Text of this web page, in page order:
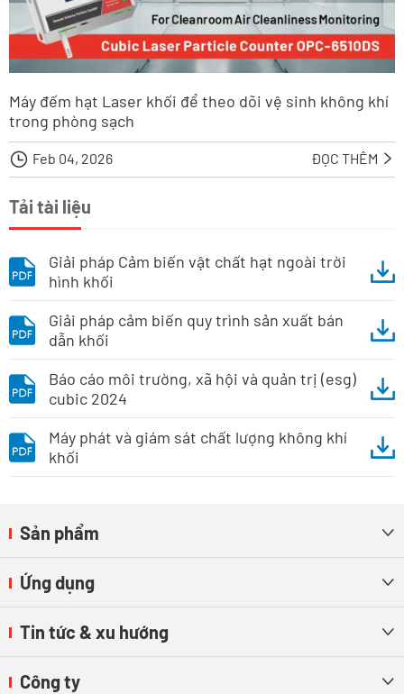
Máy đếm hạt Laser khối để theo dõi vệ sinh không khí
trong phòng sạch
 Feb 04, 2026 ĐỌC THÊM 
Tải tài liệu
Giải pháp Cảm biến vật chất hạt ngoài trời
hình khối
Giải pháp cảm biến quy trình sản xuất bán
dẫn khối
Báo cáo môi trường, xã hội và quản trị (esg)
cubic 2024
Máy phát và giám sát chất lượng không khí
khối
Sản phẩm 
Ứng dụng 
Tin tức & xu hướng 
Công ty 